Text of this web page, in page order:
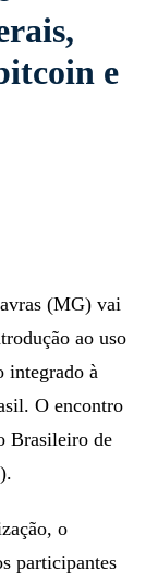
e
(MG) vai
ao uso
à
O encontro
Brasileiro de
o
participantes